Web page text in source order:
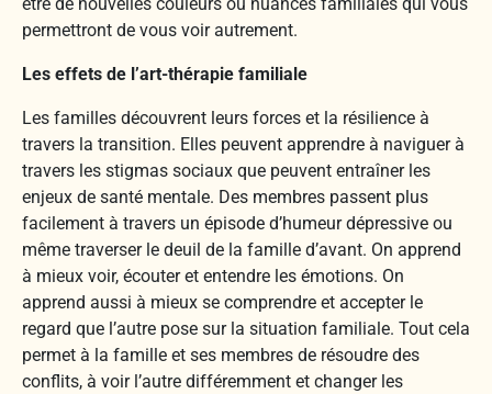
être de nouvelles couleurs ou nuances familiales qui vous
permettront de vous voir autrement.
Les effets de l’art-thérapie familiale
Les familles découvrent leurs forces et la résilience à
travers la transition. Elles peuvent apprendre à naviguer à
travers les stigmas sociaux que peuvent entraîner les
enjeux de santé mentale. Des membres passent plus
facilement à travers un épisode d’humeur dépressive ou
même traverser le deuil de la famille d’avant. On apprend
à mieux voir, écouter et entendre les émotions. On
apprend aussi à mieux se comprendre et accepter le
regard que l’autre pose sur la situation familiale. Tout cela
permet à la famille et ses membres de résoudre des
conflits, à voir l’autre différemment et changer les